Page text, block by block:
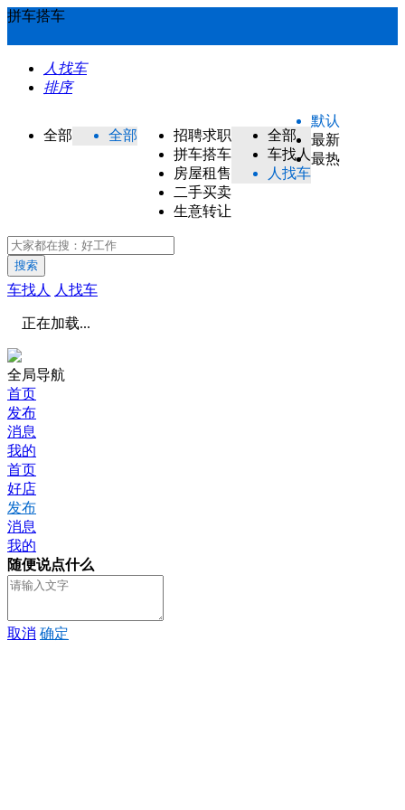
拼车搭车
人找车
排序
全部 全部
招聘求职
拼车搭车
房屋租售
二手买卖
生意转让
全部
车找人
人找车
默认
最新
最热
搜索
车找人 人找车
正在加载...
全局导航
首页
发布
消息
我的
首页
好店
发布
消息
我的
随便说点什么
取消 确定